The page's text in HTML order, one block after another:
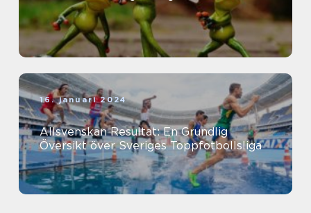
16. januari 2024
Allsvenskan Resultat: En Grundlig
Översikt över Sveriges Toppfotbollsliga